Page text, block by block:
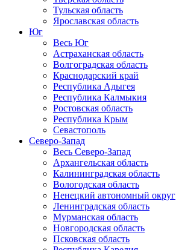
Тульская область
Ярославская область
Юг
Весь Юг
Астраханская область
Волгоградская область
Краснодарский край
Республика Адыгея
Республика Калмыкия
Ростовская область
Республика Крым
Севастополь
Северо-Запад
Весь Северо-Запад
Архангельская область
Калининградская область
Вологодская область
Ненецкий автономный округ
Ленинградская область
Мурманская область
Новгородская область
Псковская область